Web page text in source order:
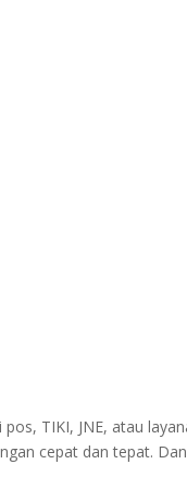
TIKI, JNE, atau
cepat dan tepat.